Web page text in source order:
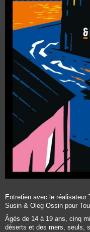
Entretien avec le
Susin & Oleg Ossin pour
Âgés de 14 à 19 ans, cinq
déserts et des mers, seuls,